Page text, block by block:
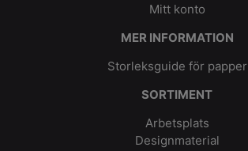
Mitt konto
MER INFORMATION
Storleksguide för papper
SORTIMENT
Arbetsplats
Designmaterial